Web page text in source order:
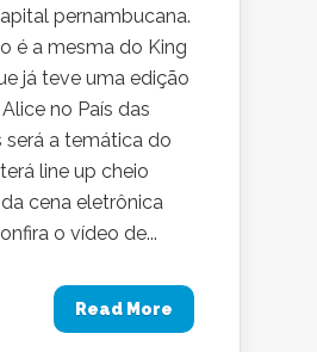
pernambucana.
é a mesma do King
já teve uma edição
no País das
será a temática do
line up cheio
cena eletrônica
o vídeo de...
Read More